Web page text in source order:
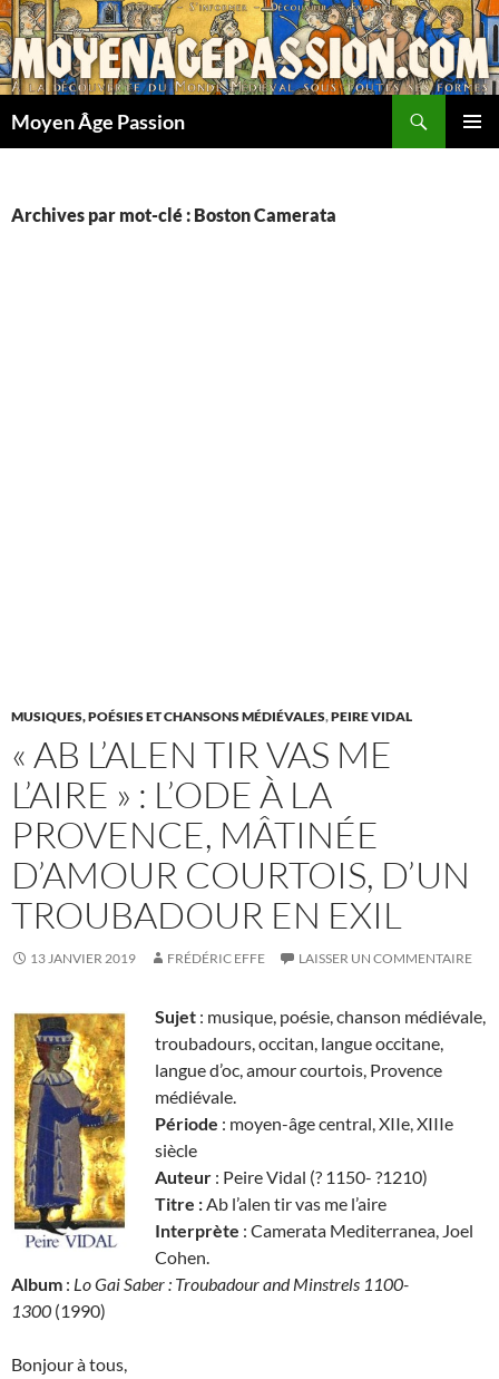
Aller
au
contenu
Moyen Âge Passion
Archives par mot-clé : Boston Camerata
MUSIQUES, POÉSIES ET CHANSONS MÉDIÉVALES,PEIRE VIDAL
« AB L’ALEN TIR VAS ME
L’AIRE » : L’ODE À LA
PROVENCE, MÂTINÉE
D’AMOUR COURTOIS, D’UN
TROUBADOUR EN EXIL
13 JANVIER 2019 FRÉDÉRIC EFFE LAISSER UN COMMENTAIRE
Sujet : musique, poésie, chanson médiévale,
troubadours, occitan, langue occitane,
langue d’oc, amour courtois, Provence
médiévale.
Période : moyen-âge central, XIIe, XIIIe
siècle
Auteur : Peire Vidal (? 1150- ?1210)
Titre :Ab l’alen tir vas me l’aire
Interprète : Camerata Mediterranea, Joel
Cohen.
Album : Lo Gai Saber : Troubadour and Minstrels 1100-
1300 (1990)
Bonjour à tous,